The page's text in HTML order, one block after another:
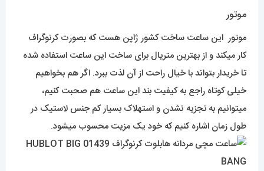
موتور
موتور این ساعت ساخت کشور ژاپن هست که بصورت کرنوگراف
کار میکند و از بهترین متریال برای ساخت این ساعت استفاده شده
تا خریدار بتواند با خیال راحت از آن لذت ببرد. اگر هم بخواهیم
خیلی کوتاه راجع به کیفیت بند این ساعت هم صحبت کنیم،
میتوانیم به تجزیه نشدن و استهلاک بسیار کم جنس لاستیک در
طول زمان اشاره کنیم که خود یک مزیت محسوب میشود.